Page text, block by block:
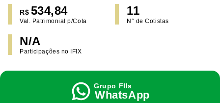
R$ 534,84
Val. Patrimonial p/Cota
11
N° de Cotistas
N/A
Participações no IFIX
WhatsApp